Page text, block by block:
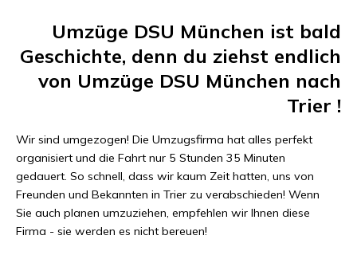
Umzüge DSU München ist bald
Geschichte, denn du ziehst endlich
von Umzüge DSU München nach
Trier !
Wir sind umgezogen! Die Umzugsfirma hat alles perfekt
organisiert und die Fahrt nur 5 Stunden 35 Minuten
gedauert. So schnell, dass wir kaum Zeit hatten, uns von
Freunden und Bekannten in Trier zu verabschieden! Wenn
Sie auch planen umzuziehen, empfehlen wir Ihnen diese
Firma - sie werden es nicht bereuen!